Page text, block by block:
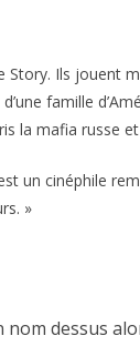
Story. Ils jouent
famille
la mafia russe
un cinéphile
»
dessus